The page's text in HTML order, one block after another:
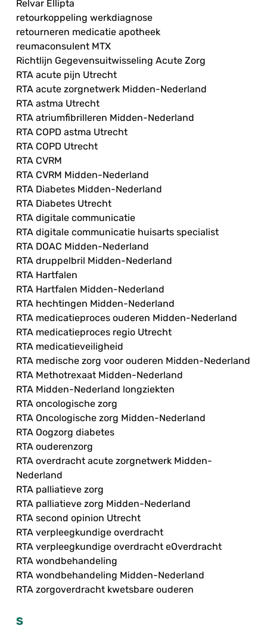
Relvar Ellipta
retourkoppeling werkdiagnose
retourneren medicatie apotheek
reumaconsulent MTX
Richtlijn Gegevensuitwisseling Acute Zorg
RTA acute pijn Utrecht
RTA acute zorgnetwerk Midden-Nederland
RTA astma Utrecht
RTA atriumfibrilleren Midden-Nederland
RTA COPD astma Utrecht
RTA COPD Utrecht
RTA CVRM
RTA CVRM Midden-Nederland
RTA Diabetes Midden-Nederland
RTA Diabetes Utrecht
RTA digitale communicatie
RTA digitale communicatie huisarts specialist
RTA DOAC Midden-Nederland
RTA druppelbril Midden-Nederland
RTA Hartfalen
RTA Hartfalen Midden-Nederland
RTA hechtingen Midden-Nederland
RTA medicatieproces ouderen Midden-Nederland
RTA medicatieproces regio Utrecht
RTA medicatieveiligheid
RTA medische zorg voor ouderen Midden-Nederland
RTA Methotrexaat Midden-Nederland
RTA Midden-Nederland longziekten
RTA oncologische zorg
RTA Oncologische zorg Midden-Nederland
RTA Oogzorg diabetes
RTA ouderenzorg
RTA overdracht acute zorgnetwerk Midden-
Nederland
RTA palliatieve zorg
RTA palliatieve zorg Midden-Nederland
RTA second opinion Utrecht
RTA verpleegkundige overdracht
RTA verpleegkundige overdracht eOverdracht
RTA wondbehandeling
RTA wondbehandeling Midden-Nederland
RTA zorgoverdracht kwetsbare ouderen
S